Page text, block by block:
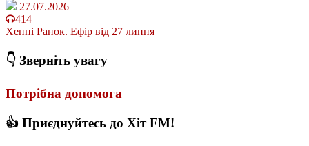
27.07.2026
414
Хеппі Ранок. Ефір від 27 липня
👇 Зверніть увагу
Потрібна допомога
👍 Приєднуйтесь до Хіт FM!